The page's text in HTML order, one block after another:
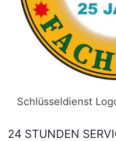
Schlüsseldienst
24 STUNDEN